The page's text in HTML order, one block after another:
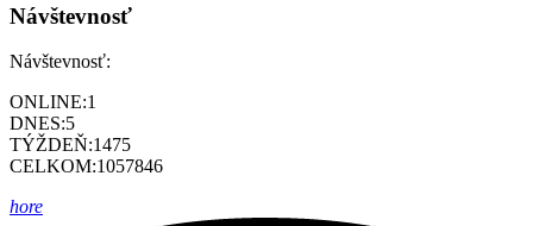
Návštevnosť
Návštevnosť:
ONLINE:1
DNES:5
TÝŽDEŇ:1475
CELKOM:1057846
hore